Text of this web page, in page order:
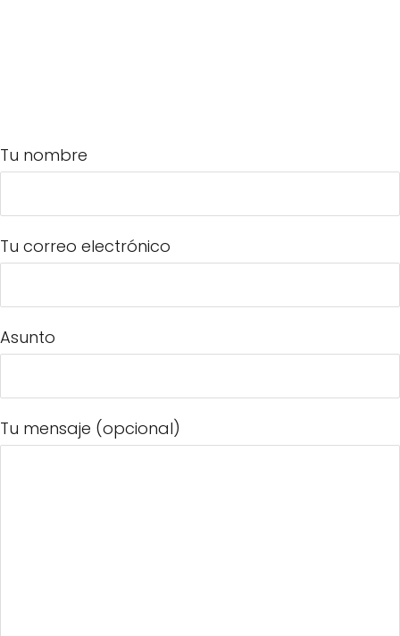
Tu nombre
Tu correo electrónico
Asunto
Tu mensaje (opcional)